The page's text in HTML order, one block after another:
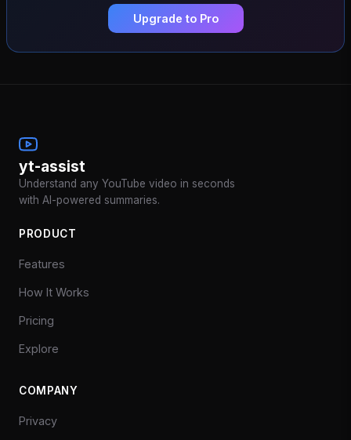
Upgrade to Pro
yt-assist
Understand any YouTube video in seconds
with AI-powered summaries.
PRODUCT
Features
How It Works
Pricing
Explore
COMPANY
Privacy